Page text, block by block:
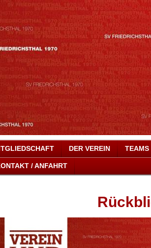
DER VEREIN TEAMS
/ ANFAHRT